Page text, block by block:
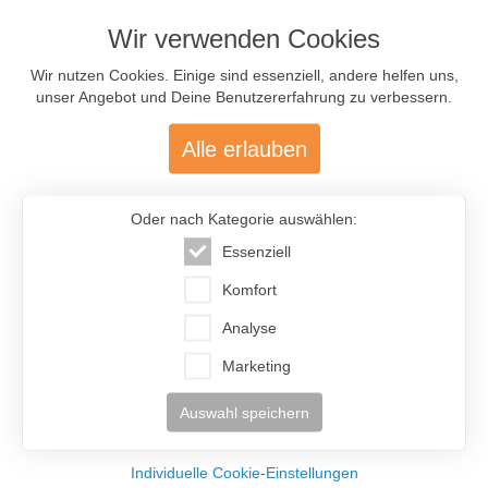
Selten Nie
Trinke ich Alkohol?
Selten
Hobbies:
Adresse abrufen
Ausgewählte Traumfrauen- nur für Dich!
Ort:
Moscow
175cm / 58kg
Englisch (3) Deutsch (2)
40 - 54 Jahre
IF-Code:
VIY017
Wir verwenden Cookies
Wir nutzen Cookies. Einige sind essenziell, andere helfen uns,
unser Angebot und Deine Benutzererfahrung zu verbessern.
Alle erlauben
Oder nach Kategorie auswählen:
Essenziell
Komfort
Analyse
Marketing
Auswahl speichern
Individuelle Cookie-Einstellungen